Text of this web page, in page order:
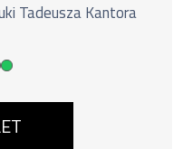
Tadeusza Kantora